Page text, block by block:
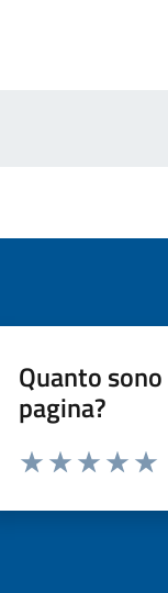
Quanto
pagina?
Valuta da 1 a 5 stelle la